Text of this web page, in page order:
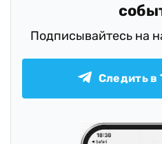
Подписывайтесь на
Следить в